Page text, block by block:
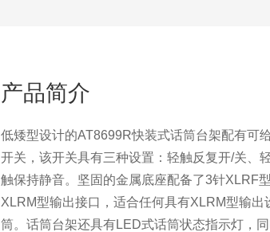
产品简介
低矮型设计的AT8699R快装式话筒台架配有可
开关，该开关具有三种设置：轻触反复开/关、
触保持静音。坚固的金属底座配备了3针XLRF
XLRM型输出接口，适合任何具有XLRM型输出
筒。话筒台架还具有LED式话筒状态指示灯，